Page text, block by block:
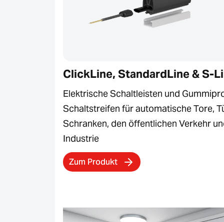
ClickLine, StandardLine & S-
Elektrische Schaltleisten und
Schaltstreifen für automatische Tore,
Schranken, den öffentlichen Verkehr
Industrie
Zum Produkt